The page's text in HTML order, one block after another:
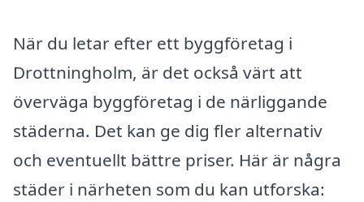
När du letar efter ett byggföretag i
Drottningholm, är det också värt att
överväga byggföretag i de närliggande
städerna. Det kan ge dig fler alternativ
och eventuellt bättre priser. Här är några
städer i närheten som du kan utforska: